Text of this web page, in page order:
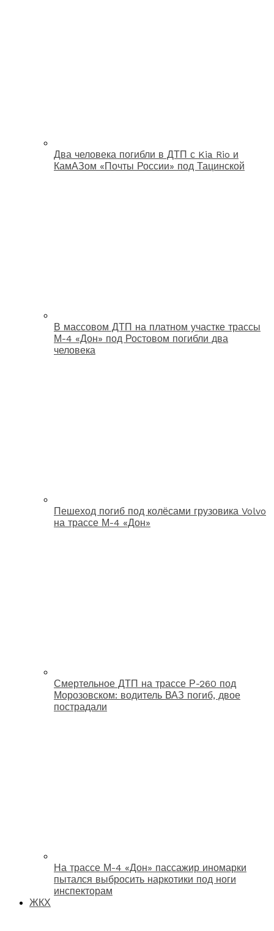
Два человека погибли в ДТП с Kia Rio и
КамАЗом «Почты России» под Тацинской
В массовом ДТП на платном участке трассы
М-4 «Дон» под Ростовом погибли два
человека
Пешеход погиб под колёсами грузовика Volvo
на трассе М-4 «Дон»
Смертельное ДТП на трассе Р-260 под
Морозовском: водитель ВАЗ погиб, двое
пострадали
На трассе М-4 «Дон» пассажир иномарки
пытался выбросить наркотики под ноги
инспекторам
ЖКХ